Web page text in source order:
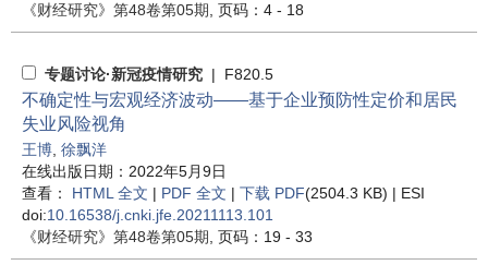
《财经研究》 第48卷第05期 , 页码：4 - 18
专题讨论·新冠疫情研究 | F820.5
不确定性与宏观经济波动——基于企业预防性定价和居民
失业风险视角
王博 徐飘洋
在线出版日期：2022年5月9日
查看： HTML 全文 | PDF 全文 | 下载 PDF(2504.3 KB) | ESI
doi:10.16538/j.cnki.jfe.20211113.101
《财经研究》 第48卷第05期 , 页码：19 - 33